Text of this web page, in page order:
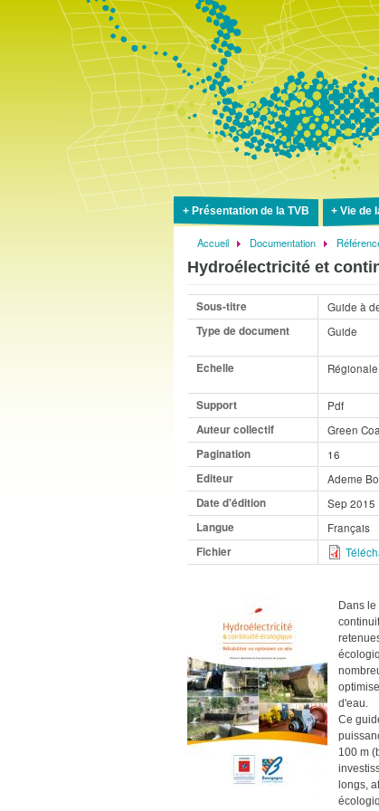
Présentation de la TVB Vie de
Fil
d'Ariane
Accueil Documentation
Hydroélectricité et
Sous-titre
Guide à
Type de document
Guide
Echelle Régionale
Support
Pdf
Auteur collectif
Green
Pagination
16
Editeur
Ademe
Date d'édition
Sep 2015
Langue
Français
Fichier
Dans
d'eau.
Ce
100 m
longs,